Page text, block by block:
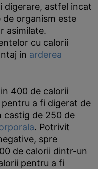
digerare, astfel incat
organism este
asimilate.
cu calorii
in arderea
400 de calorii
a fi digerat de
castig de 250 de
. Potrivit
spre
de calorii dintr-un
pentru a fi